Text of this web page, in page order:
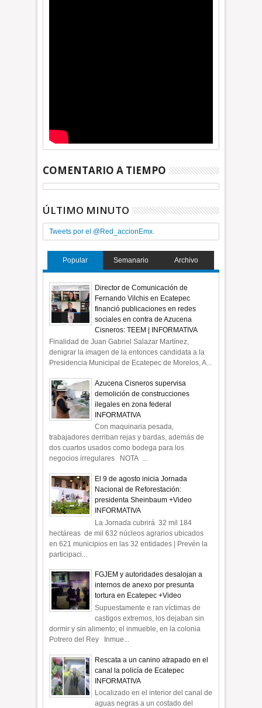
COMENTARIO A TIEMPO
ÚLTIMO MINUTO
Tweets por el @Red_accionEmx.
Popular Semanario Archivo
Director de Comunicación de
Fernando Vilchis en Ecatepec
financió publicaciones en redes
sociales en contra de Azucena
Cisneros: TEEM | INFORMATIVA
Finalidad de Juan Gabriel Salazar Martínez,
denigrar la imagen de la entonces candidata a la
Presidencia Municipal de Ecatepec de Morelos, A...
Azucena Cisneros supervisa
demolición de construcciones
ilegales en zona federal
INFORMATIVA
Con maquinaria pesada,
trabajadores derriban rejas y bardas, además de
dos cuartos usados como bodega para los
negocios irregulares NOTA ...
El 9 de agosto inicia Jornada
Nacional de Reforestación:
presidenta Sheinbaum +Video
INFORMATIVA
La Jornada cubrirá 32 mil 184
hectáreas de mil 632 núcleos agrarios ubicados
en 621 municipios en las 32 entidades | Prevén la
participaci...
FGJEM y autoridades desalojan a
internos de anexo por presunta
tortura en Ecatepec +Video
Supuestamente e ran víctimas de
castigos extremos, los dejaban sin
dormir y sin alimento; el inmueble, en la colonia
Potrero del Rey Inmue...
Rescata a un canino atrapado en el
canal la policía de Ecatepec
INFORMATIVA
Localizado en el interior del canal de
aguas negras a un costado del